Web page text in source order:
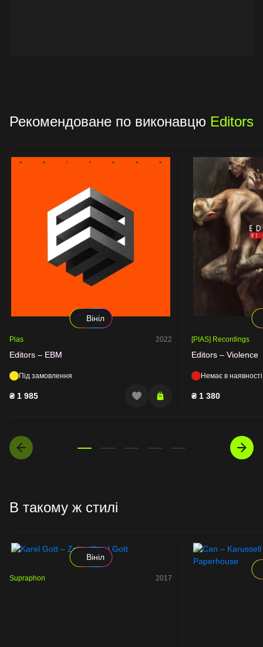
Рекомендоване по виконавцю Editors
Вініл
Pias 2022
Editors – EBM
Під замовлення
₴ 1 985
[PIAS] Recordings
Editors – Violence
Немає в наявності
₴ 1 380
В такому ж стилі
Вініл
Supraphon 2017